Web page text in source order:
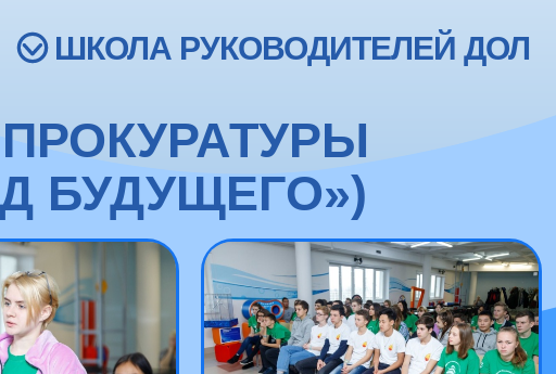
ШКОЛА РУКОВОДИТЕЛЕЙ ДОЛ
БУДУЩЕГО»)